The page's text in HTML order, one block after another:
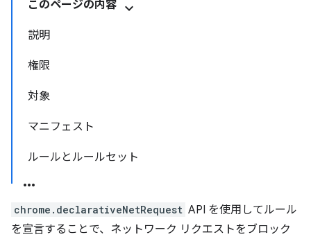
このページの内容
説明
権限
対象
マニフェスト
ルールとルールセット
chrome.declarativeNetRequest API を使用してルール
を宣言することで、ネットワーク リクエストをブロック